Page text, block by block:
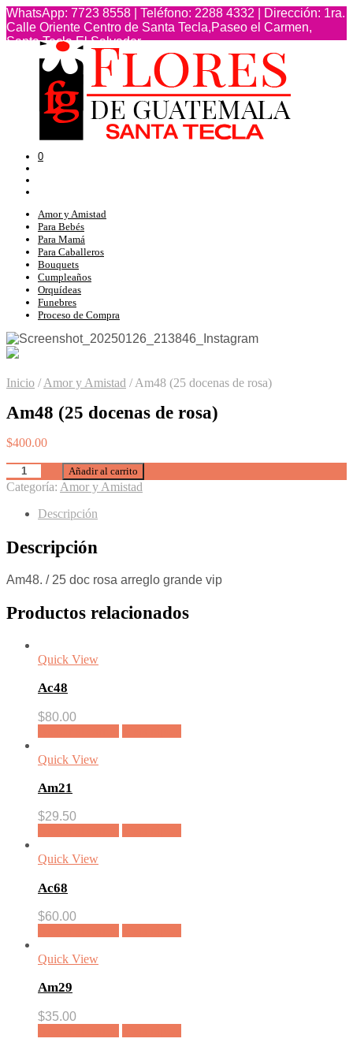
WhatsApp: 7723 8558 | Teléfono: 2288 4332 | Dirección: 1ra.
Calle Oriente Centro de Santa Tecla,Paseo el Carmen,
Santa Tecla,El Salvador
TERMINOS Y CONDICIONES
0
Amor y Amistad
Para Bebés
Para Mamá
Para Caballeros
Bouquets
Cumpleaños
Orquídeas
Funebres
Proceso de Compra
Inicio / Amor y Amistad /Am48 (25 docenas de rosa)
Am48 (25 docenas de rosa)
$400.00
Añadir al carrito
Categoría: Amor y Amistad
Descripción
Descripción
Am48. / 25 doc rosa arreglo grande vip
Productos relacionados
Quick View
Ac48
$80.00
Quick View
Am21
$29.50
Quick View
Ac68
$60.00
Quick View
Am29
$35.00